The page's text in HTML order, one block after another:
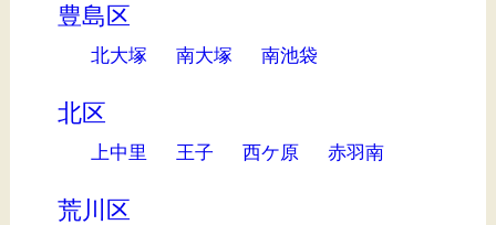
豊島区
北大塚 南大塚 南池袋
北区
上中里 王子 西ケ原 赤羽南
荒川区